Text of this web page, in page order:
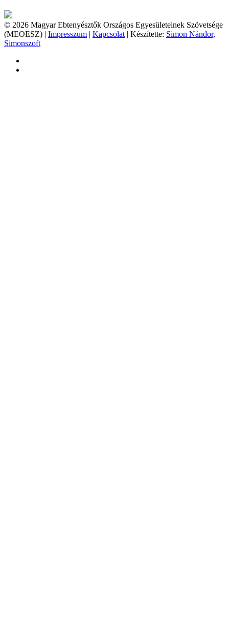
© 2026 Magyar Ebtenyésztők Országos Egyesületeinek Szövetsége
(MEOESZ) | Impresszum | Kapcsolat | Készítette: Simon Nándor,
Simonszoft